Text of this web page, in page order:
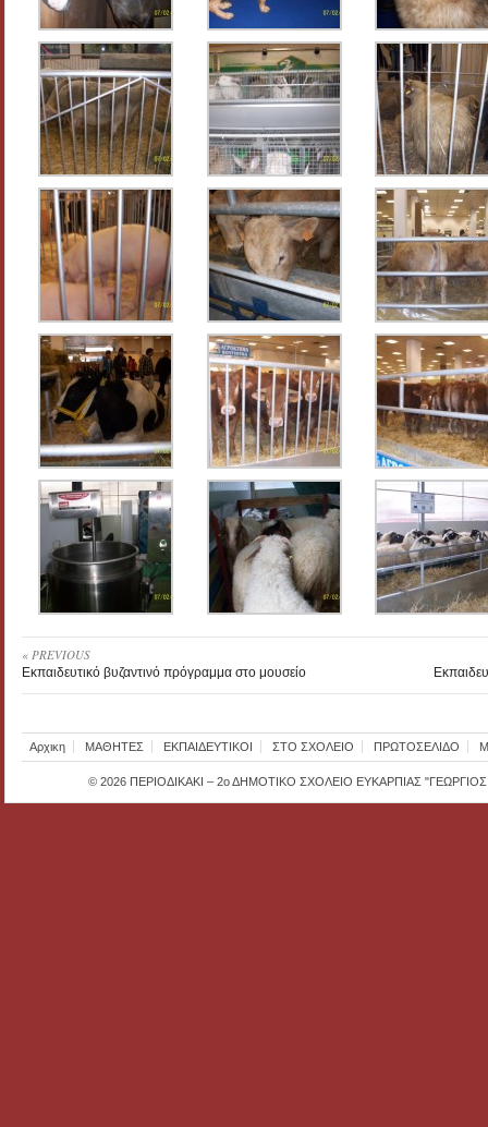
« PREVIOUS
Εκπαιδευτικό βυζαντινό πρόγραμμα στο μουσείο
Αρχικη ΜΑΘΗΤΕΣ ΕΚΠΑΙΔΕΥΤΙΚΟΙ ΣΤΟ ΣΧΟΛΕΙΟ ΠΡΩΤΟΣΕΛΙΔΟ
© 2026 ΠΕΡΙΟΔΙΚΑΚΙ – 2ο ΔΗΜΟΤΙΚΟ ΣΧΟΛΕΙΟ ΕΥΚΑΡΠΙΑΣ